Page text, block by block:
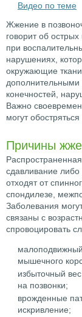
Видео по теме
Жжение в
говорит об
при
нарушениях,
окружающие
конечностей,
Важно
могут
Причины
сдавливание
отходят от
спондилезе,
Заболевания
связаны с
спровоцировать
мышечного
избыточный
на позвонки;
врожденные
искривление;